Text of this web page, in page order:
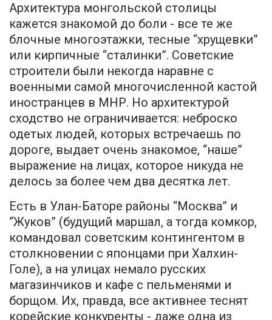
Архитектура монгольской столицы
кажется знакомой до боли - все те же
блочные многоэтажки, тесные “хрущевки”
или кирпичные “сталинки”. Советские
строители были некогда наравне с
военными самой многочисленной кастой
иностранцев в МНР. Но архитектурой
сходство не ограничивается: неброско
одетых людей, которых встречаешь по
дороге, выдает очень знакомое, “наше”
выражение на лицах, которое никуда не
делось за более чем два десятка лет.
Есть в Улан-Баторе районы “Москва” и
“Жуков” (будущий маршал, а тогда комкор,
командовал советским контингентом в
столкновении с японцами при Халхин-
Голе), а на улицах немало русских
магазинчиков и кафе с пельменями и
борщом. Их, правда, все активнее теснят
корейские конкуренты - даже одна из